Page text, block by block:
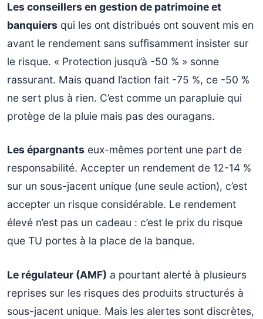
Les conseillers en gestion de patrimoine et
banquiers qui les ont distribués ont souvent mis en
avant le rendement sans suffisamment insister sur
le risque. « Protection jusqu’à -50 % » sonne
rassurant. Mais quand l’action fait -75 %, ce -50 %
ne sert plus à rien. C’est comme un parapluie qui
protège de la pluie mais pas des ouragans.
Les épargnants eux-mêmes portent une part de
responsabilité. Accepter un rendement de 12-14 %
sur un sous-jacent unique (une seule action), c’est
accepter un risque considérable. Le rendement
élevé n’est pas un cadeau : c’est le prix du risque
que TU portes à la place de la banque.
Le régulateur (AMF) a pourtant alerté à plusieurs
reprises sur les risques des produits structurés à
sous-jacent unique. Mais les alertes sont discrètes,